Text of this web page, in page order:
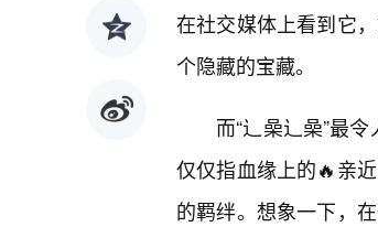
在社交媒体上看到它
个隐藏的宝藏。
而“辶喿辶喿”最
仅仅指血缘上的🔥亲
的羁绊。想象一下，